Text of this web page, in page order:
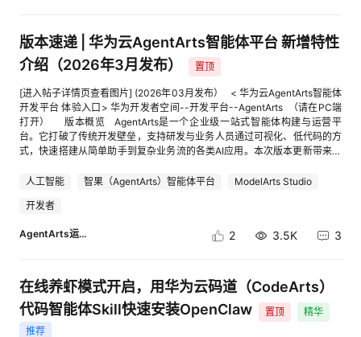
频的案例实操需要完整体现，并配以语音讲解，可根据视频上手并体验。 重
要！！！注意保留视频源文件，视频审核通过后需进行提交。 Ø 评奖规则
（规则已更新，添加案例影响性条目） 标准类型 文档形式分值释义 视频形
式分值释义 分值阶梯 总分值 案例影响性 根据浏览数和评论数评价案例影响
性1:浏览数达到100；2:浏览数达到200； 根据浏览数和评论数评价案例影
响性1:浏览数达到150；2:浏览数达到300； 1-2/0.5梯度 2 操作完整性 关键
节点以文字+截图的形式进行说明1：实际的实践操作，而非方案类描述2：
参考官方提供模版，可读性好，有关键节点文字说明与截图3：符合2的条件
下能够突出关键代码释义以及关键步骤解释说明，应用构建后可执行，并有
践操作，而非方案类描述2：视频的节奏流畅，介绍，讲解和实操各部分有
关键节点说明3：符合2的条件下能够突出关键代码讲解以及关键步骤解释说
用性 贴近实际行业生产或者业务场景1：纯技术应用不涉及实际应用场景，
比如登录云开发环境运行简单demo2：基于实际应用场景具有一定的实用性
纯技术应用不涉及实际应用场景，比如登录云开发环境运行简单demo2：基
于实际应用场景具有一定的实用性3：基于实际场景且在开发者空间云开发
环境进行部署实施，能够应用于实际场景解决行业的痛点问题，用于生产实
施 1-3/0.5梯度 3 技术多样性 案例中应用更多的华为云技术或主流开源框架
JiuwenSwarm产品页面：cid:link_5。 2.选择“Windows”平台，点击“立即
下载”按钮，下载安装包。 [进入帖子详情页查看图片] 3.安装包名称：
“JiuwenSwarm-setup-0.2.0.exe”（版本号可能更新）。 二、安装
JiuwenSwarm 1.双击下载的安装包启动安装程序，并根据提示完成安装。
2.建议安装目录使用默认路径。 3.建议使用默认配置安装。 三、完成
JiuwenSwarm配置 1.打开JiuwenSwarm客户端，点击左边侧栏“配置信
息”。 2.完成主对话模型配置和视觉模型配置，本次案例使用的华为云
ModelArts平台中提供MaaS服务，主对话模型使用glm-5.1，视觉理解模型
选择qwen-image，参考配置方式如下： [进入帖子详情页查看图片] 3.主对
息： [进入帖子详情页查看图片] 5.完成配置后，切记点击右上角的“保存”按
technical-blog-generator技能 1.点击左边侧栏的“技能”，并选择“技能广
generator”，并点击“安装”按钮。 3. technical-blog-generator技能已在
话窗口选择“规划模式”，并在输入框填入指令，如“帮我生成一篇介绍swarm
skills hub的小红书推文”，还可输入其他主题或场景的指令，比如“帮我生成
2篇养生/健身相关的小红书推文”。 [进入帖子详情页查看图片] 2.
JiuwenSwarm创建Todo列表并依次执行任务，可查看具体流程： 1）执行
前50名，每人可获得价值50元华为云代金券。 注意事项： （1）有效参与
是指按照要求参与新手实操并完整截图。 （2）同一华为云账户可多次参与
实操，但仅限获奖一次。 （3）实操华为云账号需与问卷提交的华为云账号
一致。 （4）为了您顺利获取奖品，请关注站内私信，并加入【训练营】微
信群。 （5）发帖内容需遵守华为云社区规范，华为员工参与无效，违规将
取消资格。 【如您在体验中有任何产品问题，如发现任何体验不友好、产
品Bug、文档页面错漏等情况，欢迎参与训练营云声征集活动反馈给我们，
还有机会领取专属礼品！ 如有疑问，可扫描训练营二维码，加入活动交流
群，咨询华为云小助手。 [进入帖子详情页查看图片]
版本速递 | 华为云AgentArts智能体平台 新增特性
介绍（2026年3月发布）
置顶
[进入帖子详情页查看图片] (2026年03月发布） < 华为云AgentArts智能体
开发平台 体验入口> 华为开发者空间--开发平台--AgentArts （请在PC端
打开） 版本概览 AgentArts是一个企业级一站式智能体构建与运营平
台。它打破了传统开发壁垒，支持研发与业务人员通过可视化、低代码的方
式，快速搭建从简单助手到复杂业务流的各类AI应用。本次版本更新带来了
优化等，聚焦效率提升与场景扩展，为开发者带来更智能、更灵活的AI应用
用模板和插件预置内容，支持免费体验额度 业务价值：提供免费体验额度
置应用模板/插件，开箱即用，高效复用 业务价值：进一步丰富资源库，赋
参类型、增加委托，优化依赖包管理，同时支持FunctionGraph作为资源导
入导出 业务价值：提升代码节点在处理自定义复杂业务逻辑的能力，提高易
用性。 [进入帖子详情页查看图片] 2）导入导出优化：工作流、智能体导入
导出解耦，应用关联的插件、工作流等配置可同步导出；新增支持模型、供
人工智能 智果（AgentArts）智能体平台
ModelArts Studio
开发者
AgentArts运营小助手 2 3.5K 3
在线养虾模式开启，用华为云码道（CodeArts）
代码智能体Skill快速安装OpenClaw
置顶
精华
推荐